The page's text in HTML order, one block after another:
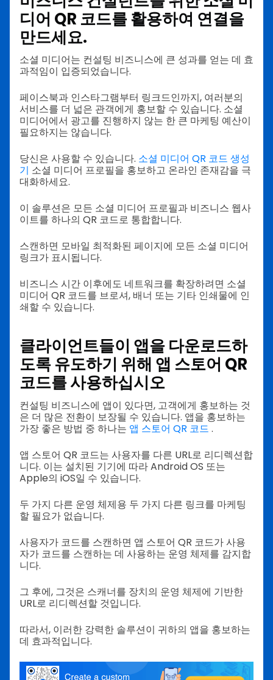
디어 QR 코드를 활용하여 연결을
만드세요.
소셜 미디어는 컨설팅 비즈니스에 큰 성과를 얻는 데 효
과적임이 입증되었습니다.
페이스북과 인스타그램부터 링크드인까지, 여러분의
서비스를 더 넓은 관객에게 홍보할 수 있습니다. 소셜
미디어에서 광고를 진행하지 않는 한 큰 마케팅 예산이
필요하지는 않습니다.
당신은 사용할 수 있습니다. 소셜 미디어 QR 코드 생성
기 소셜 미디어 프로필을 홍보하고 온라인 존재감을 극
대화하세요.
이 솔루션은 모든 소셜 미디어 프로필과 비즈니스 웹사
이트를 하나의 QR 코드로 통합합니다.
스캔하면 모바일 최적화된 페이지에 모든 소셜 미디어
링크가 표시됩니다.
비즈니스 시간 이후에도 네트워크를 확장하려면 소셜
미디어 QR 코드를 브로셔, 배너 또는 기타 인쇄물에 인
쇄할 수 있습니다.
클라이언트들이 앱을 다운로드하
도록 유도하기 위해 앱 스토어 QR
코드를 사용하십시오
컨설팅 비즈니스에 앱이 있다면, 고객에게 홍보하는 것
은 더 많은 전환이 보장될 수 있습니다. 앱을 홍보하는
가장 좋은 방법 중 하나는 앱 스토어 QR 코드 .
앱 스토어 QR 코드는 사용자를 다른 URL로 리디렉션합
니다. 이는 설치된 기기에 따라 Android OS 또는
Apple의 iOS일 수 있습니다.
두 가지 다른 운영 체제용 두 가지 다른 링크를 마케팅
할 필요가 없습니다.
사용자가 코드를 스캔하면 앱 스토어 QR 코드가 사용
자가 코드를 스캔하는 데 사용하는 운영 체제를 감지합
니다.
그 후에, 그것은 스캐너를 장치의 운영 체제에 기반한
URL로 리디렉션할 것입니다.
따라서, 이러한 강력한 솔루션이 귀하의 앱을 홍보하는
데 효과적입니다.